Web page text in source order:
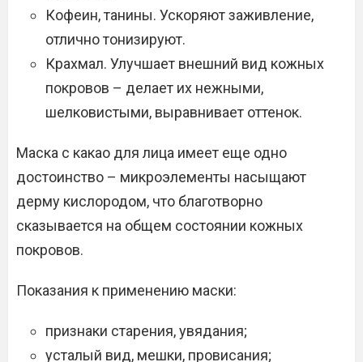
Кофеин, танины. Ускоряют заживление,
отлично тонизируют.
Крахмал. Улучшает внешний вид кожных
покровов – делает их нежными,
шелковистыми, выравнивает оттенок.
Маска с какао для лица имеет еще одно
достоинство – микроэлементы насыщают
дерму кислородом, что благотворно
сказывается на общем состоянии кожных
покровов.
Показания к применению маски:
признаки старения, увядания;
усталый вид, мешки, провисания;